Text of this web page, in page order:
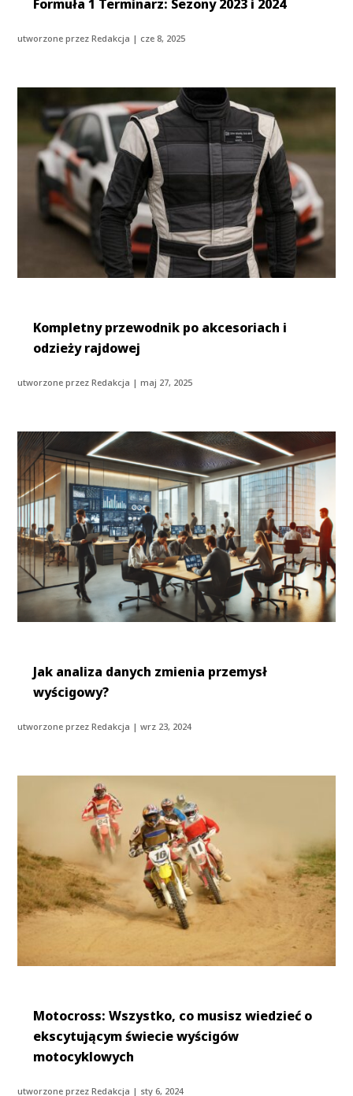
Formuła 1 Terminarz: Sezony 2023 i 2024
utworzone przezRedakcja | cze 8, 2025
Kompletny przewodnik po akcesoriach i
odzieży rajdowej
utworzone przezRedakcja |maj 27, 2025
Jak analiza danych zmienia przemysł
wyścigowy?
utworzone przezRedakcja |wrz 23, 2024
Motocross: Wszystko, co musisz wiedzieć o
ekscytującym świecie wyścigów
motocyklowych
utworzone przezRedakcja | sty 6, 2024